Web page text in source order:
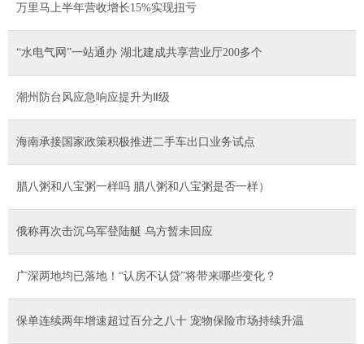
万里马上半年营收增长15%实现扭亏
“水电气网”一站通办 湖北建成共享营业厅200多个
潮州防台风应急响应提升为Ⅱ级
海南承接国家政策积极推进二手车出口业务试点
腊八粥和八宝粥一样吗 腊八粥和八宝粥是否一样）
俄称再次击沉乌军登陆艇 乌方暂未回应
广深两地均已落地！“认房不认贷”将带来哪些变化？
保单连续两年增速超过百分之八十 宠物保险市场持续升温